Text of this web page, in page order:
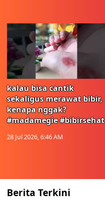
kalau bisa cantik
sekaligus merawat bibir,
kenapa nggak?
#madamegie #bibirsehat
28 Jul 2026, 6:46 AM
Berita Terkini